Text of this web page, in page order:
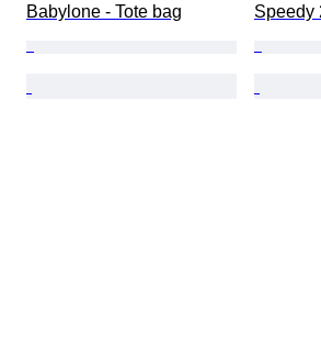
Babylone - Tote bag
Speedy